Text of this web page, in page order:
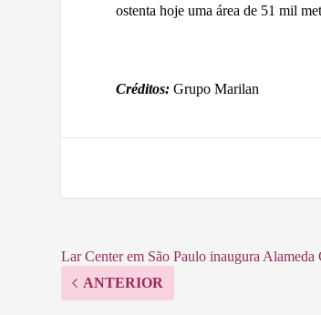
ostenta hoje uma área de 51 mil
Créditos: Grupo Marilan
Lar Center em São Paulo inaugura Alameda
ANTERIOR